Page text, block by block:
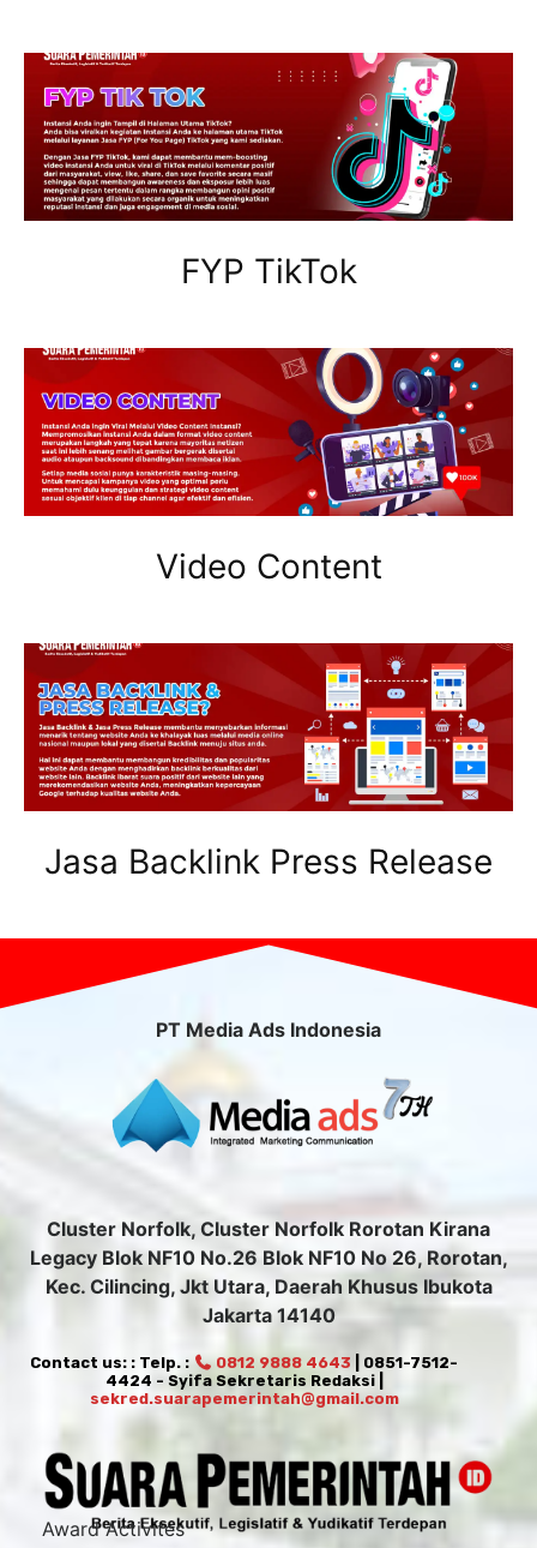
FYP TikTok
Video Content
Jasa Backlink Press Release
PT Media Ads Indonesia
Cluster Norfolk, Cluster Norfolk Rorotan Kirana
Legacy Blok NF10 No.26 Blok NF10 No 26, Rorotan,
Kec. Cilincing, Jkt Utara, Daerah Khusus Ibukota
Jakarta 14140
Contact us: : Telp. : 0812 9888 4643 | 0851-7512-
4424 - Syifa Sekretaris Redaksi |
sekred.suarapemerintah@gmail.com
Award Activites